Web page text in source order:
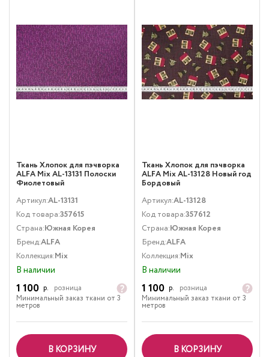
Ткань Хлопок для пэчворка
ALFA Mix AL-13131 Полоски
Фиолетовый
Артикул:AL-13131
Код товара:357615
Страна:Южная Корея
Бренд:ALFA
Коллекция:Mix
В наличии
1 100 р.
розница
Минимальный заказ ткани от 3
метров
В КОРЗИНУ
Ткань Хлопок для пэчворка
ALFA Mix AL-13128 Новый год
Бордовый
Артикул:AL-13128
Код товара:357612
Страна:Южная Корея
Бренд:ALFA
Коллекция:Mix
В наличии
1 100 р.
розница
Минимальный заказ ткани от 3
метров
В КОРЗИНУ